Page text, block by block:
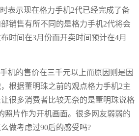
表示现在格力手机2代已经完成了备
销售有所不同的是格力手机2代将会
时间在3月份而开卖时间预计在4月
机的售价在三千元以上而原因则是因
根据董明珠之前的观点格力手机2主
很多消费者比较无奈的是董明珠说格
照片作为开机画面。很多网友弱弱的
做考虑过90后的感受吗?